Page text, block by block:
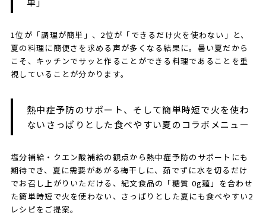
1位が「調理が簡単」、2位が「できるだけ火を使わない」と、
夏の料理に簡便さを求める声が多くなる結果に。暑い夏だから
こそ、キッチンでサッと作ることができる料理であることを重
視していることが分かります。
熱中症予防のサポート、そして簡単時短で火を使わ
ないさっぱりとした食べやすい夏のコラボメニュー
塩分補給・クエン酸補給の観点から熱中症予防のサポートにも
期待でき、夏に需要があがる梅干しに、茹でずに水を切るだけ
でお召し上がりいただける、紀文食品の「糖質 0g麺」を合わせ
た簡単時短で火を使わない、さっぱりとした夏にも食べやすい2
レシピをご提案。